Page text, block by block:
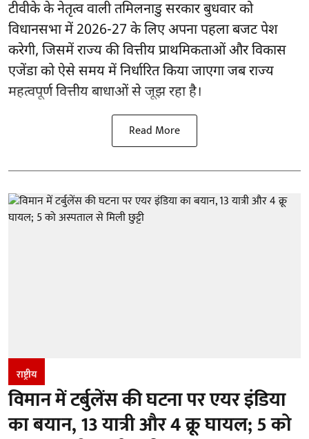
टीवीके के नेतृत्व वालीतमिलनाडु सरकारबुधवार को
विधानसभा में 2026-27 के लिए अपना पहला बजट पेश
करेगी, जिसमें राज्य की वित्तीय प्राथमिकताओं और विकास
एजेंडा को ऐसे समय में निर्धारित किया जाएगा जब राज्य
महत्वपूर्ण वित्तीय बाधाओं से जूझ रहा है।
Read More
राष्ट्रीय
विमान में टर्बुलेंस की घटना पर एयर इंडिया
का बयान, 13 यात्री और 4 क्रू घायल; 5 को